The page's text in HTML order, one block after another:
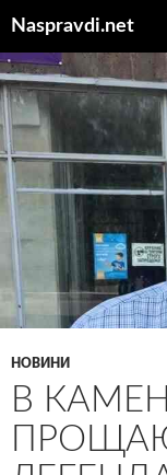
вмісту
Naspravdi.net
НОВИНИ
В